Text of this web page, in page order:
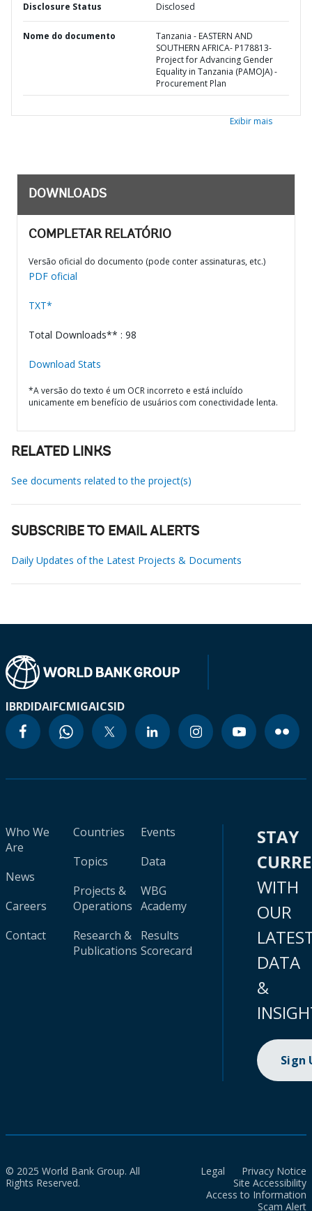
Disclosure Status Disclosed
Nome do documento
Tanzania - EASTERN AND
SOUTHERN AFRICA- P178813-
Project for Advancing Gender
Equality in Tanzania (PAMOJA) -
Procurement Plan
Exibir mais
DOWNLOADS
COMPLETAR RELATÓRIO
Versão oficial do documento (pode conter assinaturas, etc.)
PDF oficial
TXT*
Total Downloads** : 98
Download Stats
*A versão do texto é um OCR incorreto e está incluído
unicamente em benefício de usuários com conectividade lenta.
RELATED LINKS
See documents related to the project(s)
SUBSCRIBE TO EMAIL ALERTS
Daily Updates of the Latest Projects & Documents
IBRDIDAIFCMIGAICSID
Who We
Are
News
Careers
Contact
Countries
Topics
Projects &
Operations
Research &
Publications
Events
Data
WBG
Academy
Results
Scorecard
STAY
WITH
OUR
DATA
&
Sign
© 2025 World Bank Group. All
Rights Reserved.
Legal
Privacy Notice
Site Accessibility
Access to Information
Scam Alert